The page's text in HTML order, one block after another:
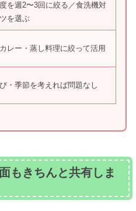
を週2〜3回に絞る／食洗機対
を選ぶ
レー・蒸し料理に絞って活用
・季節を考えれば問題なし
もきちんと共有しま